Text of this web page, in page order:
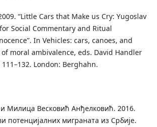
“Little Cars that Make us Cry: Yugoslav
Social Commentary and Ritual
In Vehicles: cars, canoes, and
moral ambivalence, eds. David Handler
London: Berghahn.
Милица Весковић Анђелковић. 2016.
потенцијaлних мигрaнaтa из Србије.